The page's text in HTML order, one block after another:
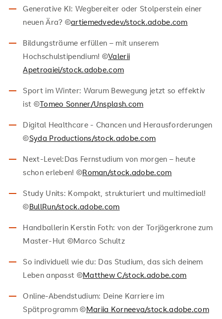
Generative KI: Wegbereiter oder Stolperstein einer
neuen Ära? ©artiemedvedev/stock.adobe.com
Bildungsträume erfüllen – mit unserem
Hochschulstipendium! ©Valerii
Apetroaiei/stock.adobe.com
Sport im Winter: Warum Bewegung jetzt so effektiv
ist ©Tomeo Sonner/Unsplash.com
Digital Healthcare - Chancen und Herausforderungen
©Syda Productions/stock.adobe.com
Next-Level:Das Fernstudium von morgen – heute
schon erleben! ©Roman/stock.adobe.com
Study Units: Kompakt, strukturiert und multimedial!
©BullRun/stock.adobe.com
Handballerin Kerstin Foth: von der Torjägerkrone zum
Master-Hut ©Marco Schultz
So individuell wie du: Das Studium, das sich deinem
Leben anpasst ©Matthew C/stock.adobe.com
Online-Abendstudium: Deine Karriere im
Spätprogramm ©Mariia Korneeva/stock.adobe.com